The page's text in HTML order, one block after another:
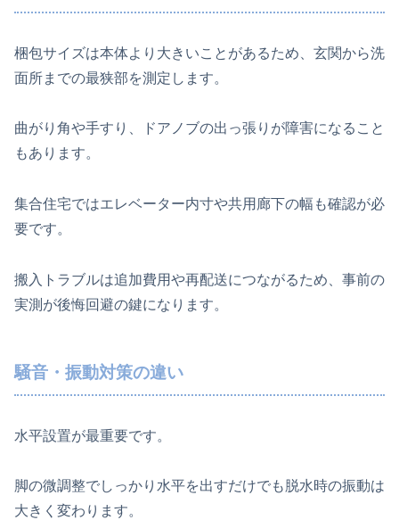
梱包サイズは本体より大きいことがあるため、玄関から洗
面所までの最狭部を測定します。
曲がり角や手すり、ドアノブの出っ張りが障害になること
もあります。
集合住宅ではエレベーター内寸や共用廊下の幅も確認が必
要です。
搬入トラブルは追加費用や再配送につながるため、事前の
実測が後悔回避の鍵になります。
騒音・振動対策の違い
水平設置が最重要です。
脚の微調整でしっかり水平を出すだけでも脱水時の振動は
大きく変わります。